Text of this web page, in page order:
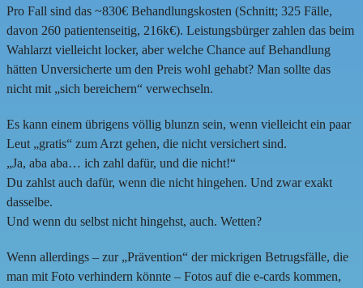
Pro Fall sind das ~830€ Behandlungskosten (Schnitt; 325 Fälle,
davon 260 patientenseitig, 216k€). Leistungsbürger zahlen das beim
Wahlarzt vielleicht locker, aber welche Chance auf Behandlung
hätten Unversicherte um den Preis wohl gehabt? Man sollte das
nicht mit „sich bereichern“ verwechseln.
Es kann einem übrigens völlig blunzn sein, wenn vielleicht ein paar
Leut „gratis“ zum Arzt gehen, die nicht versichert sind.
„Ja, aba aba… ich zahl dafür, und die nicht!“
Du zahlst auch dafür, wenn die nicht hingehen. Und zwar exakt
dasselbe.
Und wenn du selbst nicht hingehst, auch. Wetten?
Wenn allerdings – zur „Prävention“ der mickrigen Betrugsfälle, die
man mit Foto verhindern könnte – Fotos auf die e-cards kommen,